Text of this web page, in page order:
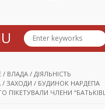
/ ВЛАДА / ДІЯЛЬНІСТЬ
/ ЗАХОДИ / БУДИНОК НАРДЕПА
ПІКЕТУВАЛИ ЧЛЕНИ